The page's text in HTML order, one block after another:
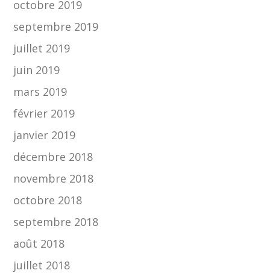
octobre 2019
septembre 2019
juillet 2019
juin 2019
mars 2019
février 2019
janvier 2019
décembre 2018
novembre 2018
octobre 2018
septembre 2018
août 2018
juillet 2018